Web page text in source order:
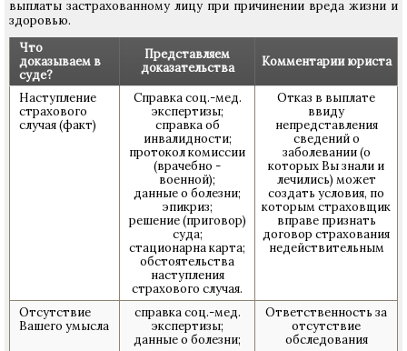
выплаты застрахованному лицу при причинении вреда жизни и
здоровью.
Что
доказываем в
суде?
Представляем
доказательства
Комментарии юриста
Наступление
страхового
случая (факт)
Справка соц.-мед.
экспертизы;
справка об
инвалидности;
протокол комиссии
(врачебно -
военной);
данные о болезни;
эпикриз;
решение (приговор)
суда;
стационарна карта;
обстоятельства
наступления
страхового случая.
Отказ в выплате
ввиду
непредставления
сведений о
заболевании (о
которых Вы знали и
лечились) может
создать условия, по
которым страховщик
вправе признать
договор страхования
недействительным
Отсутствие
Вашего умысла
справка соц.-мед.
экспертизы;
данные о болезни;
Ответственность за
отсутствие
обследования